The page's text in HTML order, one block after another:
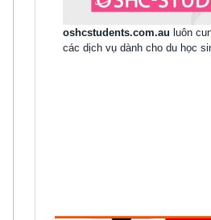
oshcstudents.com.au luôn
các dịch vụ dành cho du học